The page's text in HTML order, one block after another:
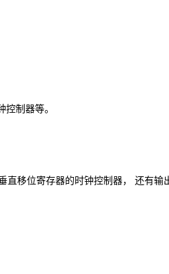
制器等。
直移位寄存器的时钟控制器， 还有输